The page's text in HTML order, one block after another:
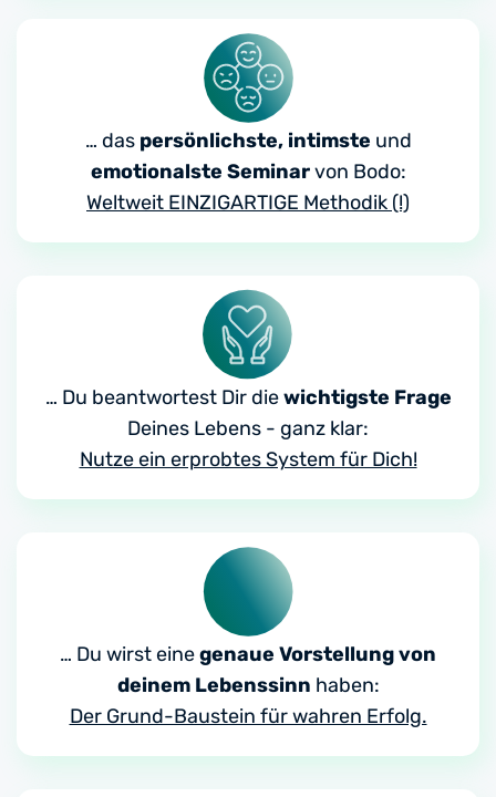
… das persönlichste, intimste und
emotionalste Seminarvon Bodo:
Weltweit EINZIGARTIGE Methodik (!)
… Du beantwortest Dir diewichtigste Frage
Deines Lebens - ganz klar:
Nutze ein erprobtes System für Dich!
… Du wirst einegenaue Vorstellung von
deinem Lebenssinn haben:
Der Grund-Baustein für wahren Erfolg.